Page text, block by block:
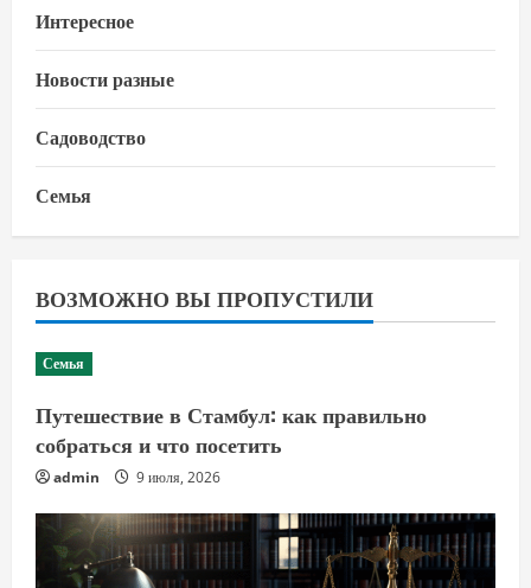
Интересное
Новости разные
Садоводство
Семья
ВОЗМОЖНО ВЫ ПРОПУСТИЛИ
Семья
Путешествие в Стамбул: как правильно
собраться и что посетить
admin 9 июля, 2026